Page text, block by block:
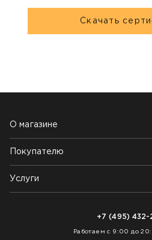
Скачать
О магазине
Почему выбирают нас
Контакты
Блог
Покупателю
Возврат товара
Как заказать
Услуги
+7 (495) 432-
Работаем с 9:00 до